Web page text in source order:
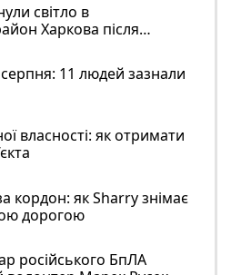
світло в
Харкова після
11 людей зазнали
власності: як отримати
кордон: як Sharry знімає
дорогою
російського БпЛА